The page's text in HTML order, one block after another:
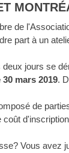
de
part à un
deux jours se
mars 2019.
de
coût
Vous avez